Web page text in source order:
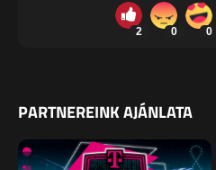
2 0 0
PARTNEREINK AJÁNLATA